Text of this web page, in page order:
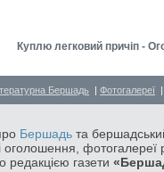
Куплю легковий причіп -
Бершадь | Фотогалереї
Бершадь та
оголошення, фотогалереї
редакцією газети